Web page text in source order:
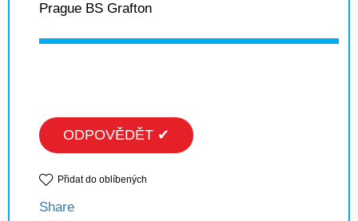
Prague BS Grafton
ODPOVĚDĚT ✔
Přidat do oblíbených
Share